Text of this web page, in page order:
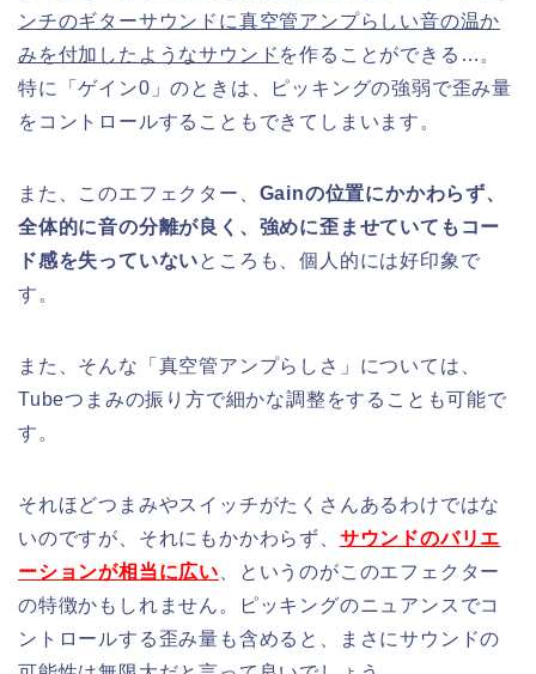
ンチのギターサウンドに真空管アンプらしい音の温か
みを付加したようなサウンド を作ることができる…。
特に「ゲイン0」のときは、ピッキングの強弱で歪み量
をコントロールすることもできてしまいます。
また、このエフェクター、 Gainの位置にかかわらず、
全体的に音の分離が良く、強めに歪ませていてもコー
ド感を失っていないところも、個人的には好印象で
す。
また、そんな「真空管アンプらしさ」については、
Tubeつまみの振り方で細かな調整をすることも可能で
す。
それほどつまみやスイッチがたくさんあるわけではな
いのですが、それにもかかわらず、 サウンドのバリエ
ーションが相当に広い 、というのがこのエフェクター
の特徴かもしれません。ピッキングのニュアンスでコ
ントロールする歪み量も含めると、まさにサウンドの